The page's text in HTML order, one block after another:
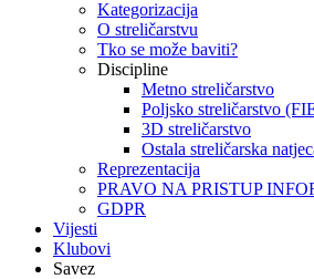
Kategorizacija
O streličarstvu
Tko se može baviti?
Discipline
Metno streličarstvo
Poljsko streličarstvo
3D streličarstvo
Ostala streličarska
Reprezentacija
PRAVO NA PRISTUP
GDPR
Vijesti
Klubovi
Savez